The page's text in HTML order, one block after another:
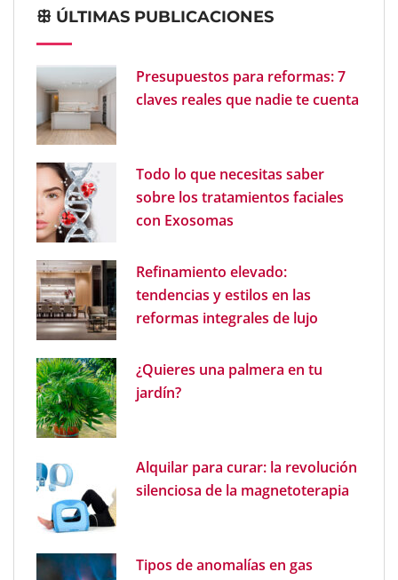
ꕥ ÚLTIMAS PUBLICACIONES
Presupuestos para reformas: 7
claves reales que nadie te cuenta
Todo lo que necesitas saber
sobre los tratamientos faciales
con Exosomas
Refinamiento elevado:
tendencias y estilos en las
reformas integrales de lujo
¿Quieres una palmera en tu
jardín?
Alquilar para curar: la revolución
silenciosa de la magnetoterapia
Tipos de anomalías en gas